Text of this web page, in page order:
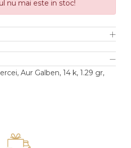
nu mai este in stoc!
Aur Galben, 14 k, 1.29 gr,